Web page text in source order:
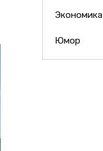
Экономика
Юмор